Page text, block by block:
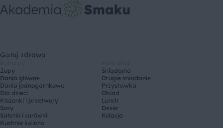
Gotuj zdrowo
Zupy
Dania główne
Dania jednogarnkowe
Dla dzieci
Kiszonki i przetwory
Sosy
Sałatki i surówki
Kuchnie świata
Śniadanie
Drugie śniadanie
Przystawka
Obiad
Lunch
Deser
Kolacja